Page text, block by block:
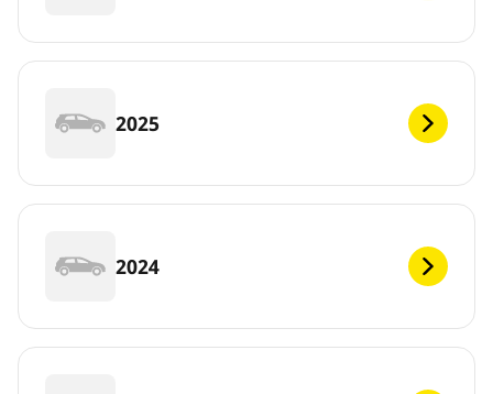
2025
2024